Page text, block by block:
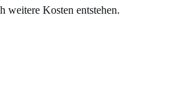
weitere Kosten entstehen.